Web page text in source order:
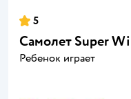
5
Самолет Super
Ребенок играет